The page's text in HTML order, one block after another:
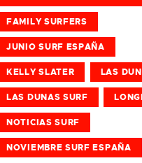
FAMILY SURFERS
JUNIO SURF ESPAÑA
KELLY SLATER LAS
LAS DUNAS SURF
NOTICIAS SURF
NOVIEMBRE SURF ESPAÑA